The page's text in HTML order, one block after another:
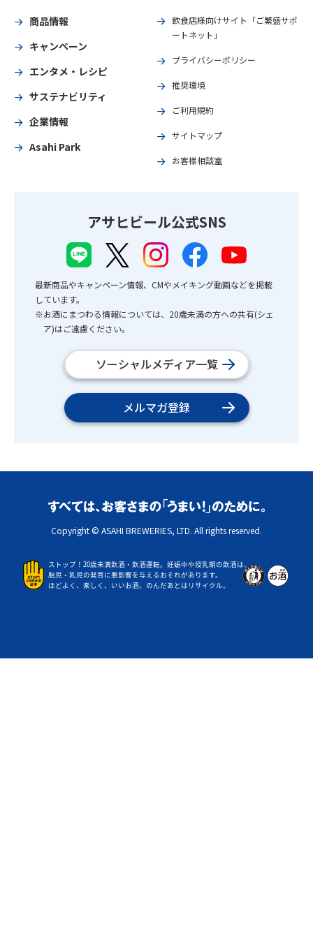
商品情報
キャンペーン
エンタメ・レシピ
サステナビリティ
企業情報
Asahi Park
飲食店様向けサイト「ご繁盛サポ
ートネット」
プライバシーポリシー
推奨環境
ご利用規約
サイトマップ
お客様相談室
アサヒビール公式SNS
最新商品やキャンペーン情報、CMやメイキング動画などを掲載
しています。
※お酒にまつわる情報については、20歳未満の方への共有(シェ
ア)はご遠慮ください。
ソーシャルメディア一覧
メルマガ登録
Copyright © ASAHI BREWERIES, LTD. All rights reserved.